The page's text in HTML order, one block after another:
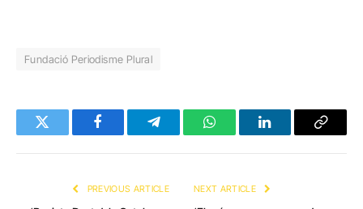
Fundació Periodisme Plural
Twitter FacebookTelegramWhatsAppLinkedInCopy
PREVIOUS ARTICLE NEXT ARTICLE